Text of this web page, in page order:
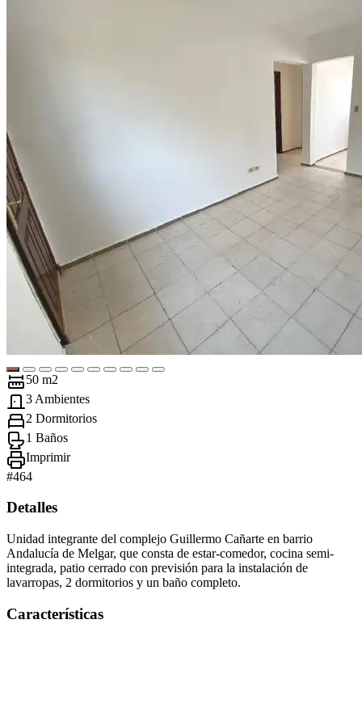
50 m2
3 Ambientes
2 Dormitorios
1 Baños
Imprimir
#464
Detalles
Unidad integrante del complejo Guillermo Cañarte en barrio
Andalucía de Melgar, que consta de estar-comedor, cocina semi-
integrada, patio cerrado con previsión para la instalación de
lavarropas, 2 dormitorios y un baño completo.
Características